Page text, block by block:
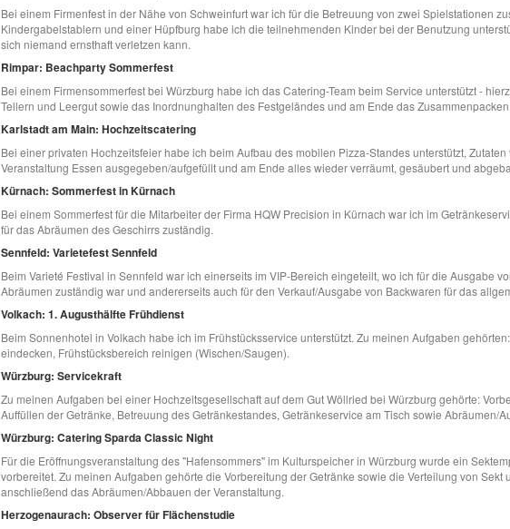
Bei einem Firmenfest in der Nähe von Schweinfurt war ich für die Betreuung von zwei Spielstationen
Kindergabelstablern und einer Hüpfburg habe ich die teilnehmenden Kinder bei der Benutzung
sich niemand ernsthaft verletzen kann.
Rimpar: Beachparty Sommerfest
Bei einem Firmensommerfest bei Würzburg habe ich das Catering-Team beim Service unterstützt -
Tellern und Leergut sowie das Inordnunghalten des Festgeländes und am Ende das
Karlstadt am Main: Hochzeitscatering
Bei einer privaten Hochzeitsfeier habe ich beim Aufbau des mobilen Pizza-Standes unterstützt,
Veranstaltung Essen ausgegeben/aufgefüllt und am Ende alles wieder verräumt, gesäubert und
Kürnach: Sommerfest in Kürnach
Bei einem Sommerfest für die Mitarbeiter der Firma HQW Precision in Kürnach war ich im
für das Abräumen des Geschirrs zuständig.
Sennfeld: Varietefest Sennfeld
Beim Varieté Festival in Sennfeld war ich einerseits im VIP-Bereich eingeteilt, wo ich für die Ausgabe
Abräumen zuständig war und andererseits auch für den Verkauf/Ausgabe von Backwaren für das
Volkach: 1. Augusthälfte Frühdienst
Beim Sonnenhotel in Volkach habe ich im Frühstücksservice unterstützt. Zu meinen Aufgaben
eindecken, Frühstücksbereich reinigen (Wischen/Saugen).
Würzburg: Servicekraft
Zu meinen Aufgaben bei einer Hochzeitsgesellschaft auf dem Gut Wöllried bei Würzburg gehörte:
Auffüllen der Getränke, Betreuung des Getränkestandes, Getränkeservice am Tisch sowie Abräumen/
Würzburg: Catering Sparda Classic Night
Für die Eröffnungsveranstaltung des "Hafensommers" im Kulturspeicher in Würzburg wurde ein
vorbereitet. Zu meinen Aufgaben gehörte die Vorbereitung der Getränke sowie die Verteilung von Sekt
anschließend das Abräumen/Abbauen der Veranstaltung.
Herzogenaurach: Observer für Flächenstudie